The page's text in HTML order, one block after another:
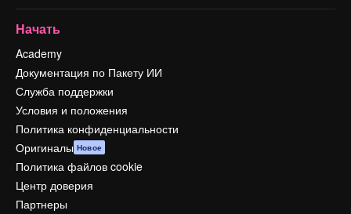
Начать
Academy
Документация по Пакету ИИ
Служба поддержки
Условия и положения
Политика конфиденциальности
Оригиналы Новое
Политика файлов cookie
Центр доверия
Партнеры